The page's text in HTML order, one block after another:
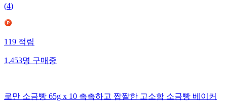
(4)
119 적립
1,453명 구매중
로만 소금빵 65g x 10 촉촉하고 짭짤한 고소함 소금빵 베이커